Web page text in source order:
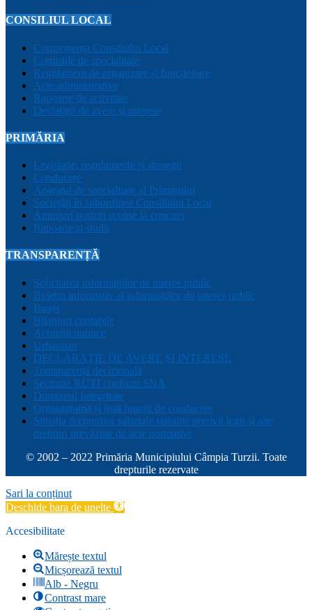
CONSILIUL LOCAL
Componența Consiliului Local
Comisiile de specialitate
Regulament de organizare și funcționare
Acte administrative
Rapoarte de activitate
Declarații de avere și interese
PRIMĂRIA
Legislație, regulamente și strategii
Conducere
Aparatul de specialitate al Primarului
Sociețăți în subordinea Consiliului Local
Anunțuri posturi scoase la concurs
Rapoarte și studii
TRANSPARENȚĂ
Solicitarea informațiilor de interes public
Buletin informativ al informațiilor de interes public
Buget
Bilanțuri contabile
Achiziții publice
Urbanism
DECLARAȚIE DE AVERE ȘI INTERESE
Transparență decizională
Sectiune RUTI conform SNA
Domeniul Integritate
Organigramă și listă funcții de conducere
Situația drepturilor salariale stabilite potrivit legii și alte
drepturi prevăzute de acte normative
© 2002 – 2022 Primăria Municipiului Câmpia Turzii. Toate
drepturile rezervate
Sari la conținut
Deschide bara de unelte
Accesibilitate
Mărește textul
Micșorează textul
Alb - Negru
Contrast mare